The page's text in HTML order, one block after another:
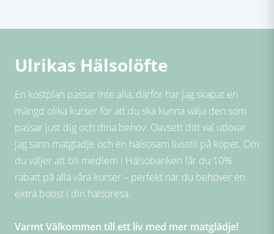
Ulrikas Hälsolöfte
En kostplan passar inte alla, därför har jag skapat en
mängd olika kurser för att du ska kunna välja den som
passar just dig och dina behov. Oavsett ditt val utlovar
jag sann matglädje och en hälsosam livsstil på köpet. Om
du väljer att bli medlem i Hälsobanken får du 10%
rabatt på alla våra kurser – perfekt när du behöver en
extra boost i din hälsoresa.
Varmt Välkommen till ett liv med mer matglädje!